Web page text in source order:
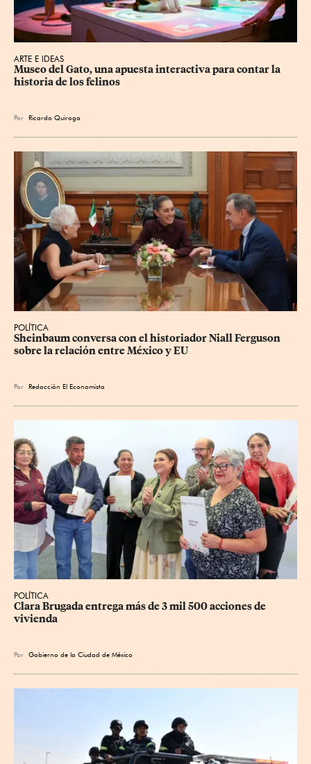
ARTE E IDEAS
Museo del Gato, una apuesta interactiva para contar la
historia de los felinos
Por Ricardo Quiroga
POLÍTICA
Sheinbaum conversa con el historiador Niall Ferguson
sobre la relación entre México y EU
Por Redacción El Economista
POLÍTICA
Clara Brugada entrega más de 3 mil 500 acciones de
vivienda
Por Gobierno de la Ciudad de México